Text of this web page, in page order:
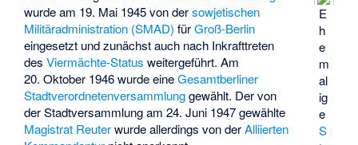
E
h
e
m
al
ig
e
S
wurde am 19. Mai 1945 von dersowjetischen
Militäradministration (SMAD) fürGroß-Berlin
eingesetzt und zunächst auch nach Inkrafttreten
desViermächte-Status weitergeführt. Am
20. Oktober 1946 wurde eineGesamtberliner
Stadtverordnetenversammlunggewählt. Der von
der Stadtversammlung am 24. Juni 1947 gewählte
Magistrat Reuterwurde allerdings von derAlliierten